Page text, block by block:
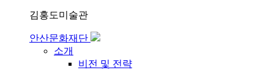
김홍도미술관
안산문화재단
소개
비전 및 전략